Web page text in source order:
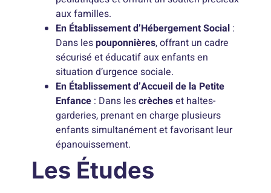
aux familles.
En Établissement d’Hébergement Social :
Dans lespouponnières, offrant un cadre
sécurisé et éducatif aux enfants en
situation d’urgence sociale.
En Établissement d’Accueil de la Petite
Enfance : Dans lescrècheset haltes-
garderies, prenant en charge plusieurs
enfants simultanément et favorisant leur
épanouissement.
Les Études